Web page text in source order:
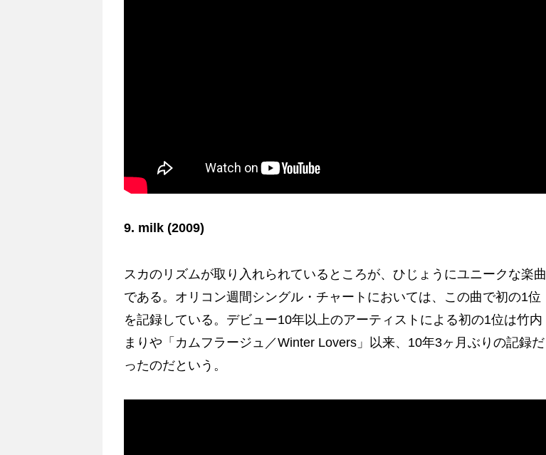
9. milk (2009)
スカのリズムが取り入れられているところが、ひじょうにユニークな楽曲
である。オリコン週間シングル・チャートにおいては、この曲で初の1位
を記録している。デビュー10年以上のアーティストによる初の1位は竹内
まりや「カムフラージュ／Winter Lovers」以来、10年3ヶ月ぶりの記録だ
ったのだという。